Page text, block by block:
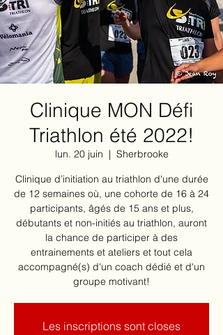
Clinique MON Défi
Triathlon été 2022!
lun. 20 juin
  |
Sherbrooke
Clinique d’initiation au triathlon d'une durée
de 12 semaines où, une cohorte de 16 à 24
participants, âgés de 15 ans et plus,
débutants et non-initiés au triathlon, auront
la chance de participer à des
entrainements et ateliers et tout cela
accompagné(s) d'un coach dédié et d'un
groupe motivant!
Les inscriptions sont closes